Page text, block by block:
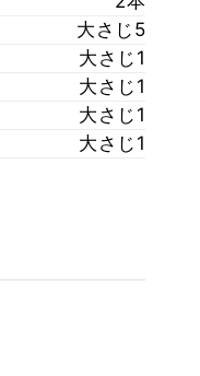
大さじ5
大さじ1
大さじ1
大さじ1
大さじ1